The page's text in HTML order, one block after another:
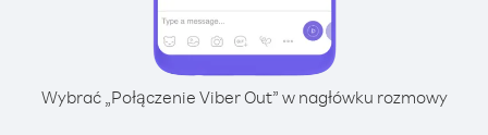
Wybrać „Połączenie Viber Out” w nagłówku rozmowy